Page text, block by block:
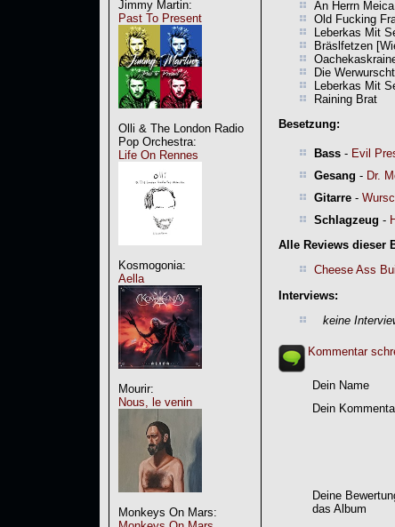
Jimmy Martin:
Past To Present
Olli & The London Radio
Pop Orchestra:
Life On Rennes
Kosmogonia:
Aella
Mourir:
Nous, le venin
Monkeys On Mars:
An Herrn Meica
Old Fucking
Leberkas Mit
Bräslfetzen
Die
Leberkas Mit
Raining Brat
Besetzung:
Bass - Evil
Gesang - Dr.
Gitarre -
Schlagzeug -
Alle Reviews dieser
Cheese Ass
Interviews:
keine
Kommentar
Dein Name
Dein
Deine
das Album